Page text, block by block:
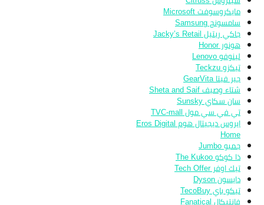
مايكروسوفت Microsoft
سامسونج Samsung
جاكي ريتيل Jacky’s Retail
هونور Honor
لينوفو Lenovo
تيكزو Teckzu
جير فيتا GearVita
شتاء وصيف Sheta and Saif
سان سكاي Sunsky
تي في سي مول TVC-mall
ايروس ديجيتال هوم Eros Digital
Home
جمبو Jumbo
ذا كوكو The Kukoo
تيك اوفر Tech Offer
دايسون Dyson
تيكو باي TecoBuy
فانتيكال Fanatical